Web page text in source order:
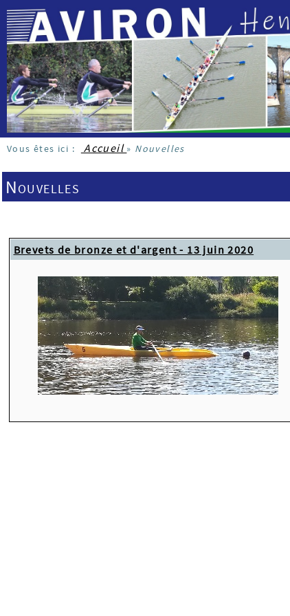
Vous êtes ici : Accueil » Nouvelles
Nouvelles
Brevets de bronze et d'argent - 13 juin 2020